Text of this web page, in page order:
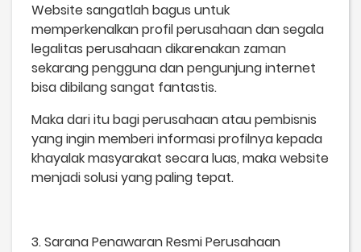
Website sangatlah bagus untuk
memperkenalkan profil perusahaan dan segala
legalitas perusahaan dikarenakan zaman
sekarang pengguna dan pengunjung internet
bisa dibilang sangat fantastis.
Maka dari itu bagi perusahaan atau pembisnis
yang ingin memberi informasi profilnya kepada
khayalak masyarakat secara luas, maka website
menjadi solusi yang paling tepat.
3. Sarana Penawaran Resmi Perusahaan